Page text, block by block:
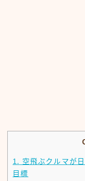
1. 空飛ぶクルマが
目標